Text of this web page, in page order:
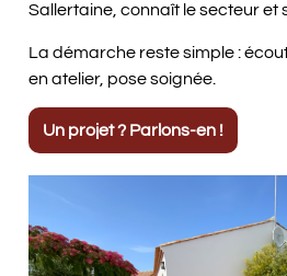
Sallertaine, connaît le secteur et
La démarche reste simple :
en atelier, pose soignée.
Un projet ? Parlons-en !